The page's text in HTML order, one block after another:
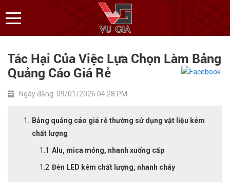
Tác Hại Của Việc Lựa Chọn Làm Bảng
Quảng Cáo Giá Rẻ
Ngày đăng: 09/01/2026 04:28 PM
Bảng quảng cáo giá rẻ thường sử dụng vật liệu kém
chất lượng
Alu, mica mỏng, nhanh xuống cấp
Đèn LED kém chất lượng, nhanh cháy